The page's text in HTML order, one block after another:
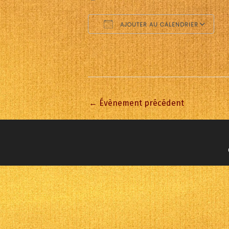
AJOUTER AU CALENDRIER
Télécharger ICS
←Évènement précédent